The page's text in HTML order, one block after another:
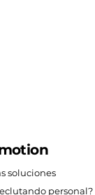
soluciones
personal?